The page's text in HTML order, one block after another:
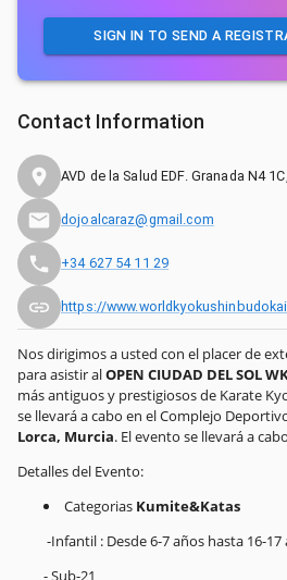
Nos dirigimos a usted con el placer de
para asistir alOPEN CIUDAD DEL SOL
más antiguos y prestigiosos de Karate
se llevará a cabo en el Complejo
Lorca, Murcia. El evento se llevará a
Detalles del Evento:
Categorias Kumite&Katas
-Infantil : Desde 6-7 años hasta 16-17
- Sub-21
SIGN IN TO SEND A
Contact Information
AVD de la Salud EDF. Granada N4
dojoalcaraz@gmail.com
+34 627 54 11 29
https://